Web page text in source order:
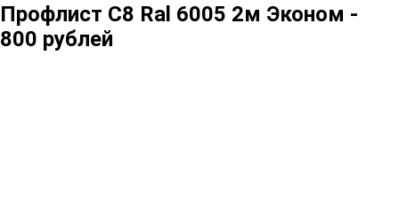
Профлист C8 Ral 6005 2м Эконом -
800 рублей